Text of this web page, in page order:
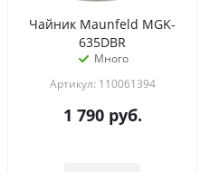
Чайник Maunfeld MGK-
635DBR
Много
Артикул: 110061394
1 790руб.